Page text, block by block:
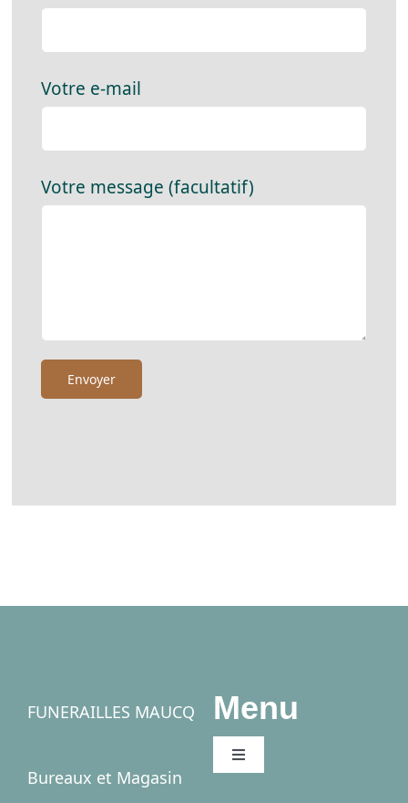
Votre e-mail
Votre message (facultatif)
FUNERAILLES MAUCQ
Bureaux et Magasin
Menu
Toggle